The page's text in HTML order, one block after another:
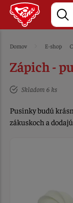
Domov E-shop
Zápich -
Skladom 6 ks
Pusinky budú
zákuskoch a